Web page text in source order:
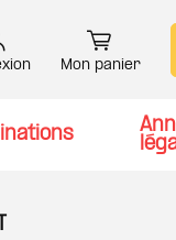
Mon panier